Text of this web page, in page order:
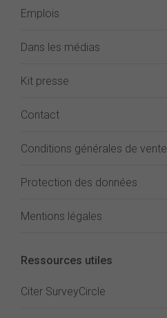
Emplois
Dans les médias
Kit presse
Contact
Conditions générales de vente
Protection des données
Mentions légales
Ressources utiles
Citer SurveyCircle